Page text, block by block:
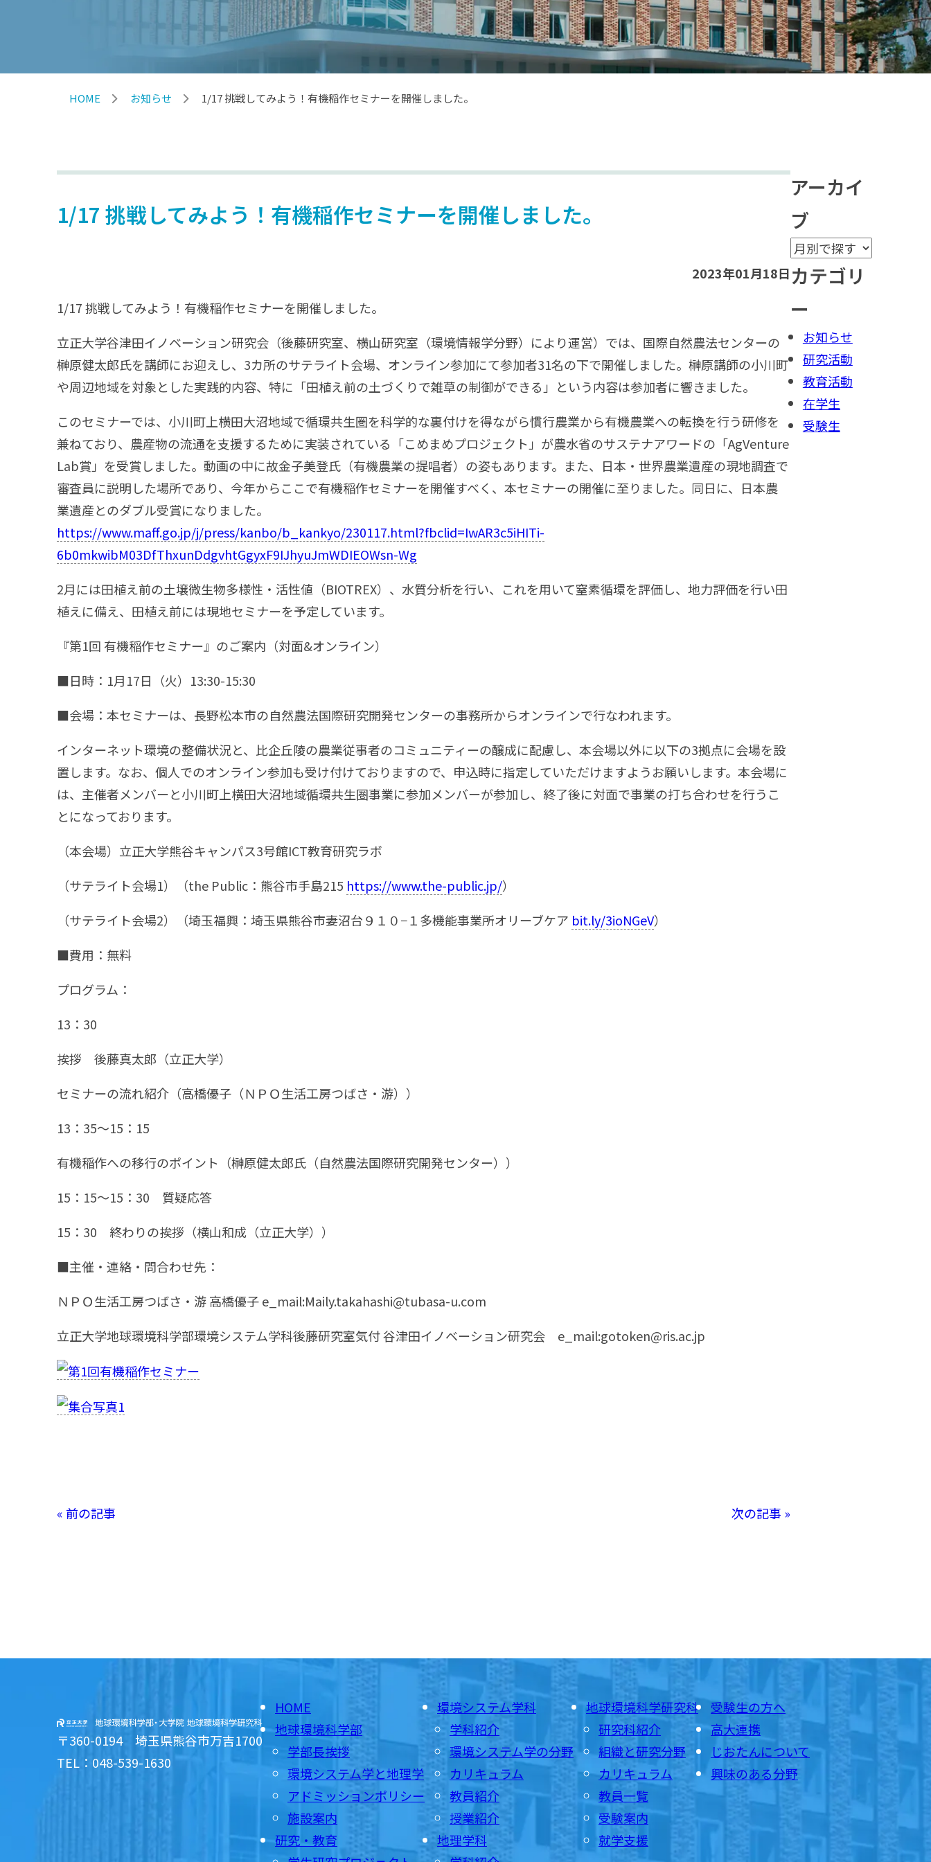
HOME お知らせ 1/17 挑戦してみよう！有機稲作セミナーを開催しました。
1/17 挑戦してみよう！有機稲作セミナーを開催しました。
2023年01月18日
1/17 挑戦してみよう！有機稲作セミナーを開催しました。
立正大学谷津田イノベーション研究会（後藤研究室、横山研究室（環境情報学分野）により運営）では、国際自然農法センターの
榊原健太郎氏を講師にお迎えし、3カ所のサテライト会場、オンライン参加にて参加者31名の下で開催しました。榊原講師の小川町
や周辺地域を対象とした実践的内容、特に「田植え前の土づくりで雑草の制御ができる」という内容は参加者に響きました。
このセミナーでは、小川町上横田大沼地域で循環共生圏を科学的な裏付けを得ながら慣行農業から有機農業への転換を行う研修を
兼ねており、農産物の流通を支援するために実装されている「こめまめプロジェクト」が農水省のサステナアワードの「AgVenture
Lab賞」を受賞しました。動画の中に故金子美登氏（有機農業の提唱者）の姿もあります。また、日本・世界農業遺産の現地調査で
審査員に説明した場所であり、今年からここで有機稲作セミナーを開催すべく、本セミナーの開催に至りました。同日に、日本農
業遺産とのダブル受賞になりました。
https://www.maff.go.jp/j/press/kanbo/b_kankyo/230117.html?fbclid=IwAR3c5iHITi-
6b0mkwibM03DfThxunDdgvhtGgyxF9IJhyuJmWDIEOWsn-Wg
2月には田植え前の土壌微生物多様性・活性値（BIOTREX）、水質分析を行い、これを用いて窒素循環を評価し、地力評価を行い田
植えに備え、田植え前には現地セミナーを予定しています。
『第1回 有機稲作セミナー』のご案内（対面&オンライン）
■日時：1月17日（火）13:30-15:30
■会場：本セミナーは、長野松本市の自然農法国際研究開発センターの事務所からオンラインで行なわれます。
インターネット環境の整備状況と、比企丘陵の農業従事者のコミュニティーの醸成に配慮し、本会場以外に以下の3拠点に会場を設
置します。なお、個人でのオンライン参加も受け付けておりますので、申込時に指定していただけますようお願いします。本会場に
は、主催者メンバーと小川町上横田大沼地域循環共生圏事業に参加メンバーが参加し、終了後に対面で事業の打ち合わせを行うこ
とになっております。
（本会場）立正大学熊谷キャンパス3号館ICT教育研究ラボ
（サテライト会場1）（the Public：熊谷市手島215 https://www.the-public.jp/）
（サテライト会場2）（埼玉福興：埼玉県熊谷市妻沼台９１０−１多機能事業所オリーブケア bit.ly/3ioNGeV）
■費用：無料
プログラム：
13：30
挨拶 後藤真太郎（立正大学）
セミナーの流れ紹介（高橋優子（ＮＰＯ生活工房つばさ・游））
13：35～15：15
有機稲作への移行のポイント（榊原健太郎氏（自然農法国際研究開発センター））
15：15～15：30 質疑応答
15：30 終わりの挨拶（横山和成（立正大学））
■主催・連絡・問合わせ先：
ＮＰＯ生活工房つばさ・游 高橋優子 e_mail:Maily.takahashi@tubasa-u.com
立正大学地球環境科学部環境システム学科後藤研究室気付 谷津田イノベーション研究会 e_mail:gotoken@ris.ac.jp
« 前の記事 次の記事 »
アーカイ
ブ
カテゴリ
ー
お知らせ
研究活動
教育活動
在学生
受験生
〒360-0194 埼玉県熊谷市万吉1700
TEL：048-539-1630
HOME
地球環境科学部
学部長挨拶
環境システム学と地理学
アドミッションポリシー
施設案内
研究・教育
環境システム学科
学科紹介
環境システム学の分野
カリキュラム
教員紹介
授業紹介
地理学科
地球環境科学研究科
研究科紹介
組織と研究分野
カリキュラム
教員一覧
受験案内
就学支援
受験生の方へ
高大連携
じおたんについて
興味のある分野